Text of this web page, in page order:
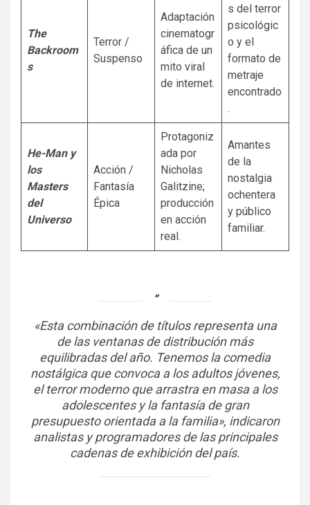
The
Backroom
s
Terror /
Suspenso
Adaptación
cinematogr
áfica de un
mito viral
de internet.
s del terror
psicológic
o y el
formato de
metraje
encontrado
.
He-Man y
los
Masters
del
Universo
Acción /
Fantasía
Épica
Protagoniz
ada por
Nicholas
Galitzine;
producción
en acción
real.
Amantes
de la
nostalgia
ochentera
y público
familiar.
«Esta combinación de títulos representa una
de las ventanas de distribución más
equilibradas del año. Tenemos la comedia
nostálgica que convoca a los adultos jóvenes,
el terror moderno que arrastra en masa a los
adolescentes y la fantasía de gran
presupuesto orientada a la familia», indicaron
analistas y programadores de las principales
cadenas de exhibición del país.